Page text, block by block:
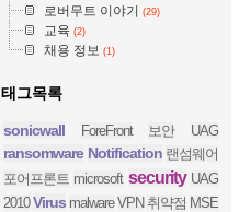
로버무트 이야기 (29)
교육 (2)
채용 정보 (1)
태그목록
sonicwall ForeFront 보안 UAG
ransomware Notification 랜섬웨어
포어프론트 microsoft security UAG
2010 Virus malware VPN 취약점 MSE